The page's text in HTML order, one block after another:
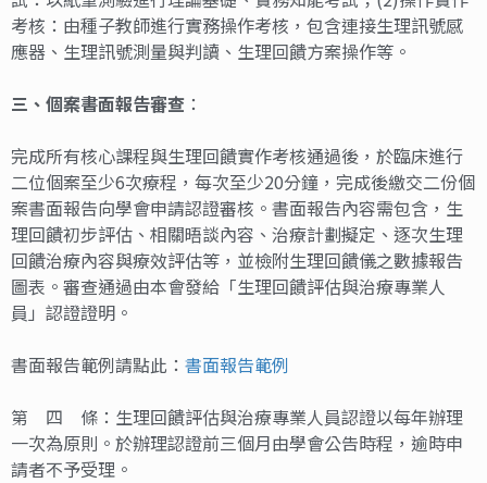
考核：由種子教師進行實務操作考核，包含連接生理訊號感
應器、生理訊號測量與判讀、生理回饋方案操作等。
三 、個案書面報告審查 ：
完成所有核心課程與生理回饋實作考核通過後，於臨床進行
二位個案至少6次療程，每次至少20分鐘，完成後繳交二份個
案書面報告向學會申請認證審核。書面報告內容需包含，生
理回饋初步評估、相關晤談內容、治療計劃擬定、逐次生理
回饋治療內容與療效評估等，並檢附生理回饋儀之數據報告
圖表。審查通過由本會發給「生理回饋評估與治療專業人
員」認證證明。
書面報告範例請點此： 書面報告範例
第 四 條：生理回饋評估與治療專業人員認證以每年辦理
一次為原則。於辦理認證前三個月由學會公告時程，逾時申
請者不予受理。